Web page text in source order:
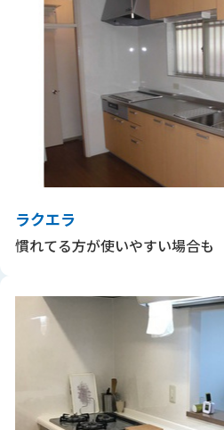
ラクエラ
慣れてる方が使いやすい場合も